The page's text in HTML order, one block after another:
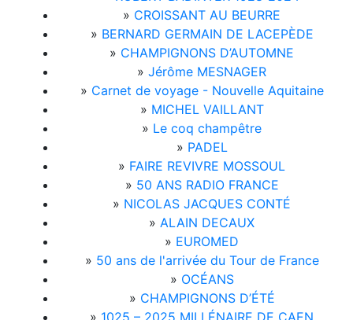
» CROISSANT AU BEURRE
» BERNARD GERMAIN DE LACEPÈDE
» CHAMPIGNONS D’AUTOMNE
» Jérôme MESNAGER
» Carnet de voyage - Nouvelle Aquitaine
» MICHEL VAILLANT
» Le coq champêtre
» PADEL
» FAIRE REVIVRE MOSSOUL
» 50 ANS RADIO FRANCE
» NICOLAS JACQUES CONTÉ
» ALAIN DECAUX
» EUROMED
» 50 ans de l'arrivée du Tour de France
» OCÉANS
» CHAMPIGNONS D’ÉTÉ